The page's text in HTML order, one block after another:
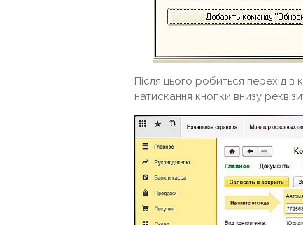
Після цього робиться перехід в
натискання кнопки внизу